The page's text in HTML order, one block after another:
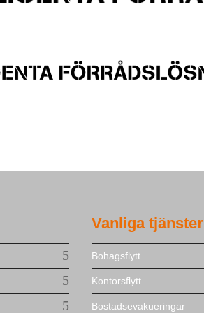
Vanliga tjänster
Bohagsflytt
Kontorsflytt
Bostadsevakueringar